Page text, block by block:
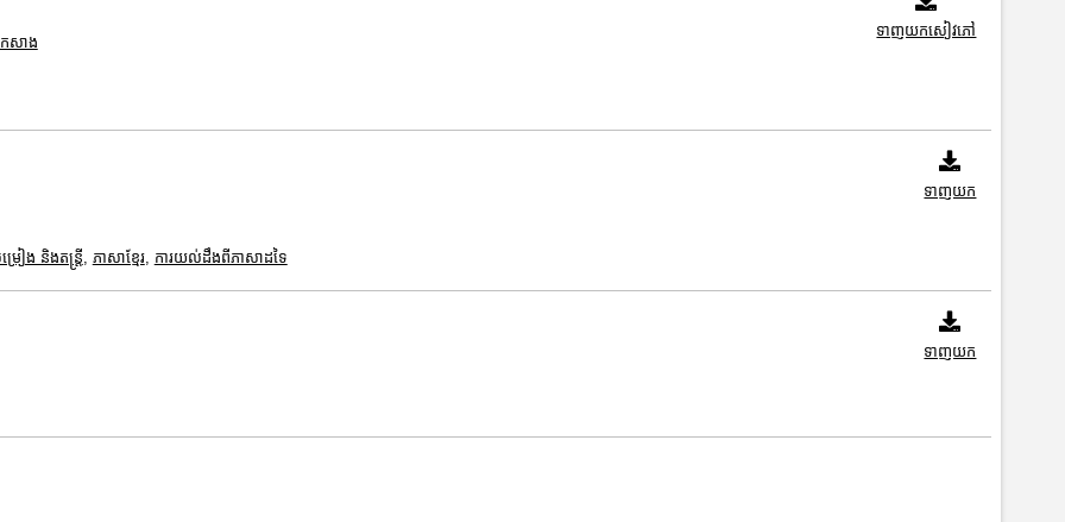
សាង
ទាញយកសៀវភៅ
រៀង និងតន្ត្រី ភាសាខ្មែរ, ការយល់ដឹងពីភាសាដទៃ
ទាញយក
ទាញយក